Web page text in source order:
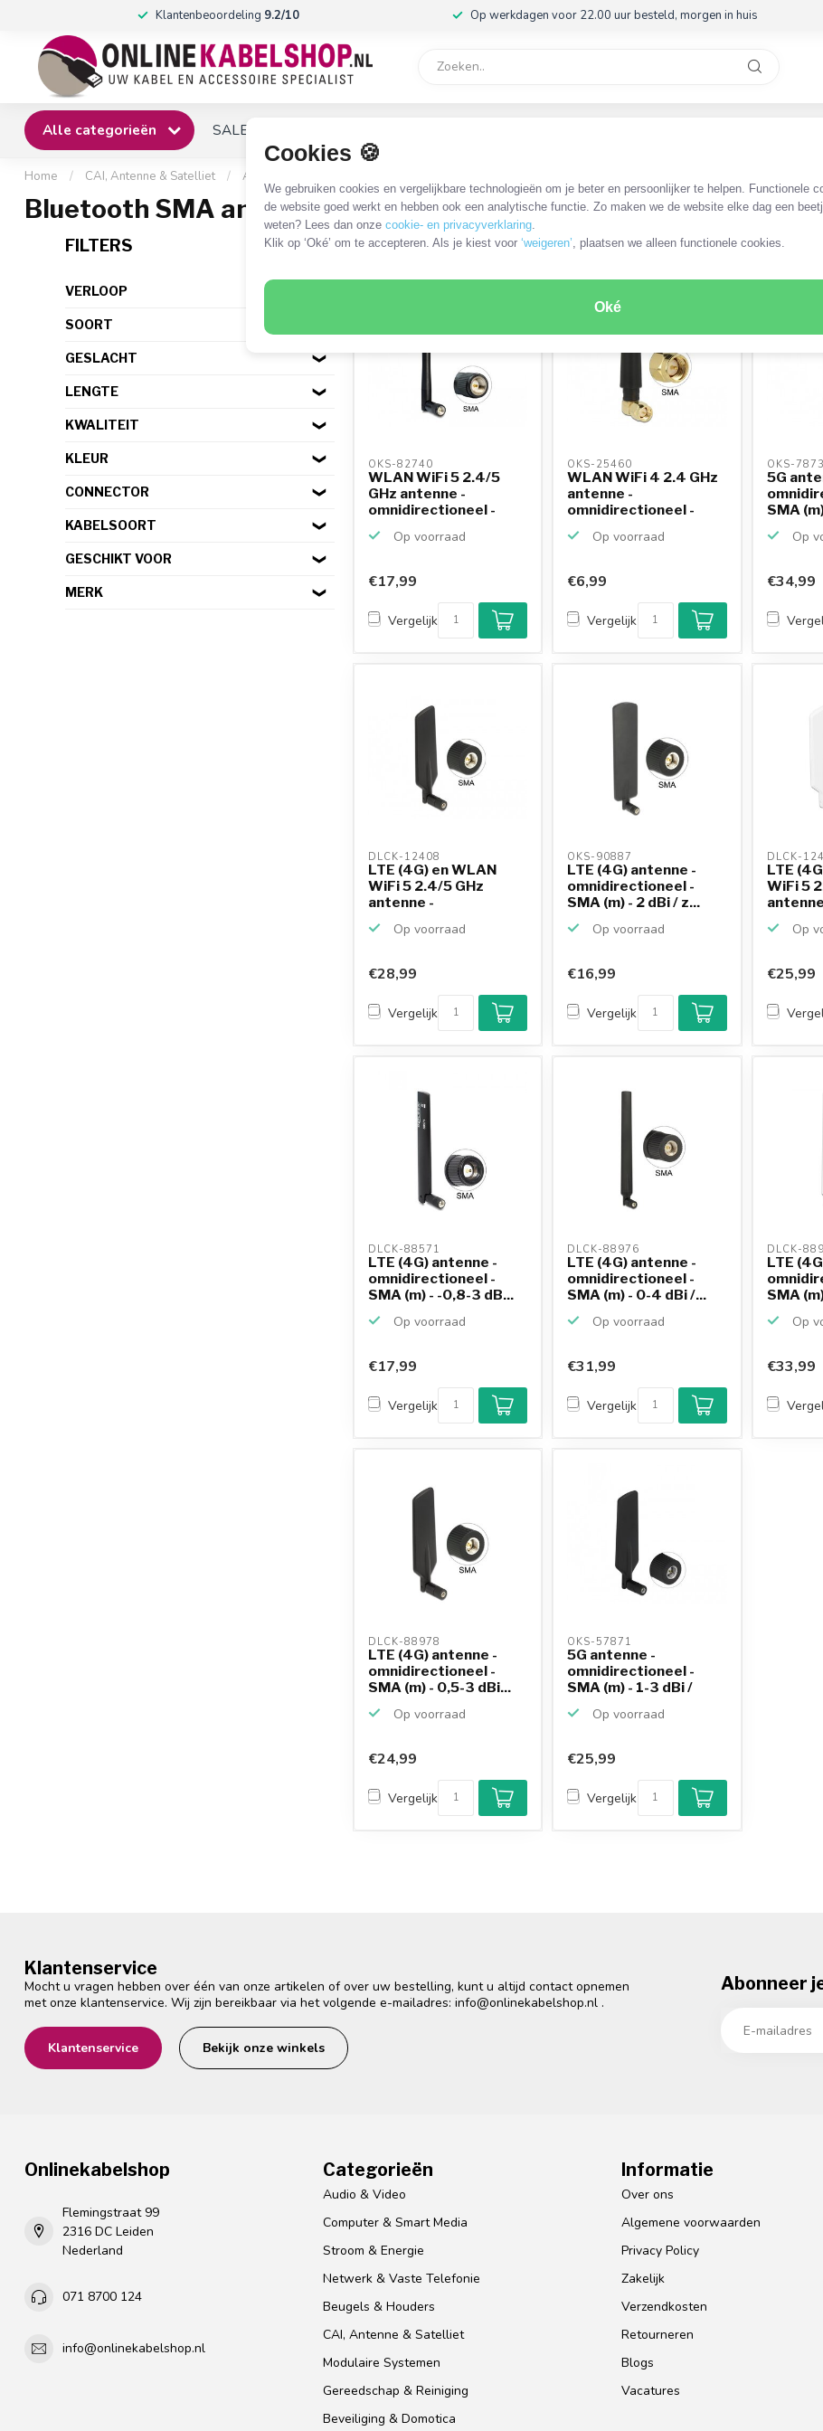
Cookies 🍪
We gebruiken cookies en vergelijkbare technologieën om je beter en persoonlijker te helpen. Functionele
de website goed werkt en hebben ook een analytische functie. Zo maken we de website elke dag een
weten? Lees dan onze cookie- en privacyverklaring.
Klik op ‘Oké’ om te accepteren. Als je kiest voor ‘weigeren’, plaatsen we alleen functionele cookies.
Oké
Klantenbeoordeling 9.2/10 Op werkdagen voor 22.00 uur besteld, morgen in huis
Alle categorieën SALE
Home / CAI, Antenne & Satelliet / Antennes
Bluetooth SMA antenne
FILTERS
VERLOOP
SOORT
GESLACHT
LENGTE
KWALITEIT
KLEUR
CONNECTOR
KABELSOORT
GESCHIKT VOOR
MERK
14 PRODUCTEN
OKS-82740
WLAN WiFi 5 2.4/5
GHz antenne -
omnidirectioneel -
Op voorraad
€17,99
Vergelijk
OKS-25460
WLAN WiFi 4 2.4 GHz
antenne -
omnidirectioneel -
Op voorraad
€6,99
Vergelijk
OKS-
5G
SMA
Op
€34,99
DLCK-12408
LTE (4G) en WLAN
WiFi 5 2.4/5 GHz
antenne -
Op voorraad
€28,99
Vergelijk
OKS-90887
LTE (4G) antenne -
omnidirectioneel -
SMA (m) - 2 dBi / z...
Op voorraad
€16,99
Vergelijk
DLCK-
LTE
WiFi 5
Op
€25,99
DLCK-88571
LTE (4G) antenne -
omnidirectioneel -
SMA (m) - -0,8-3 dB...
Op voorraad
€17,99
Vergelijk
DLCK-88976
LTE (4G) antenne -
omnidirectioneel -
SMA (m) - 0-4 dBi /...
Op voorraad
€31,99
Vergelijk
DLCK-
LTE
SMA
Op
€33,99
DLCK-88978
LTE (4G) antenne -
omnidirectioneel -
SMA (m) - 0,5-3 dBi...
Op voorraad
€24,99
Vergelijk
OKS-57871
5G antenne -
omnidirectioneel -
SMA (m) - 1-3 dBi /
Op voorraad
€25,99
Vergelijk
Klantenservice
Mocht u vragen hebben over één van onze artikelen of over uw bestelling, kunt u altijd contact opnemen
met onze klantenservice. Wij zijn bereikbaar via het volgende e-mailadres: info@onlinekabelshop.nl .
Klantenservice Bekijk onze winkels
Abonneer
Onlinekabelshop
Flemingstraat 99
2316 DC Leiden
Nederland
071 8700 124
info@onlinekabelshop.nl
Categorieën
Audio & Video
Computer & Smart Media
Stroom & Energie
Netwerk & Vaste Telefonie
Beugels & Houders
CAI, Antenne & Satelliet
Modulaire Systemen
Gereedschap & Reiniging
Beveiliging & Domotica
Informatie
Over ons
Algemene voorwaarden
Privacy Policy
Zakelijk
Verzendkosten
Retourneren
Blogs
Vacatures